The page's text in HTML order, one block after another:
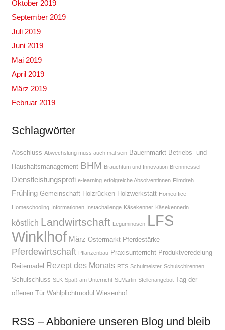
Oktober 2019
September 2019
Juli 2019
Juni 2019
Mai 2019
April 2019
März 2019
Februar 2019
Schlagwörter
Abschluss Abwechslung muss auch mal sein Bauernmarkt Betriebs- und
Haushaltsmanagement BHM Brauchtum und Innovation Brennnessel
Dienstleistungsprofi e-learning erfolgreiche Absolventinnen Filmdreh
Frühling Gemeinschaft Holzrücken Holzwerkstatt Homeoffice
Homeschooling Informationen Instachallenge Käsekenner Käsekennerin
köstlich Landwirtschaft Leguminosen LFS
Winklhof März Ostermarkt Pferdestärke
Pferdewirtschaft Pflanzenbau Praxisunterricht Produktveredelung
Reiternadel
Rezept des Monats RTS Schulmeister Schulschirennen
Schulschluss SLK Spaß am Unterricht St.Martin Stellenangebot Tag der
offenen Tür Wahlplichtmodul Wiesenhof
RSS – Abboniere unseren Blog und bleib